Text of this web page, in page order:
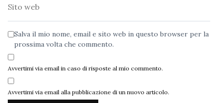
Salva il mio nome, email e sito web in questo browser per la
prossima volta che commento.
Avvertimi via email in caso di risposte al mio commento.
Avvertimi via email alla pubblicazione di un nuovo articolo.